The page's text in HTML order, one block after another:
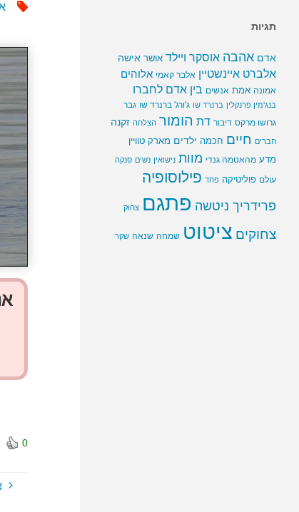
0
תגיות
אדם אהבה אוסקר ויילד אושר אישה
אלברט איינשטיין אלבר קאמי אלוהים
אמונה אמת אנשים בין אדם לחברו
בנג'מין פרנקלין ברנרד שו ג'ורג' ברנרד שו גבר
גרושו מרקס דיבור דת הומור הצלחה זקנה
חברים חיים חכמה ילדים מארק טוויין
מדע מהאטמה גנדי מוות נישואין נשים סנקה
עולם פוליטיקה פחד פילוסופיה
פרידריך ניטשה פתגם צחוק
צחוקים ציטוט שמחה שנאה שקר